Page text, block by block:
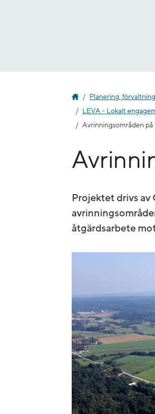
Planering,
LEVA - Lokalt
Avrinningsområden
Projektet drivs
åtgärdsarbete